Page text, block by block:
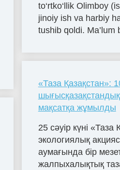
to‘rtko‘llik Olimboy
jinoiy ish va harbiy
tushib qoldi. Ma’lum
«Таза Қазақстан»:
мақсатқа жұмылды
25 сәуір күні «Таза
экологиялық
аумағында бір
жалпыхалықтық